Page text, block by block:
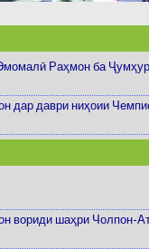
Раҳмон ба
дар даври ниҳоии
вориди шаҳри Чолпон-